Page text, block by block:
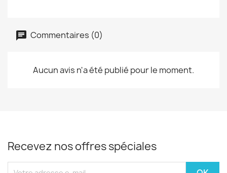
Commentaires (0)
Aucun avis n'a été publié pour le moment.
Recevez nos offres spéciales